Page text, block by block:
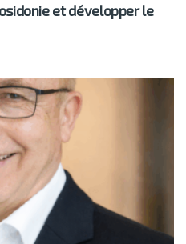
et développer le